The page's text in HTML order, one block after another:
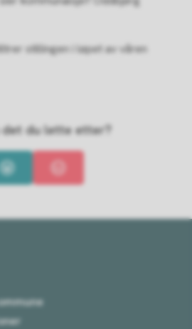
stillingen i løpet av våren
det du lette etter?
Ja Nei